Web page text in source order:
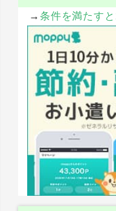
→ 条件を満たす